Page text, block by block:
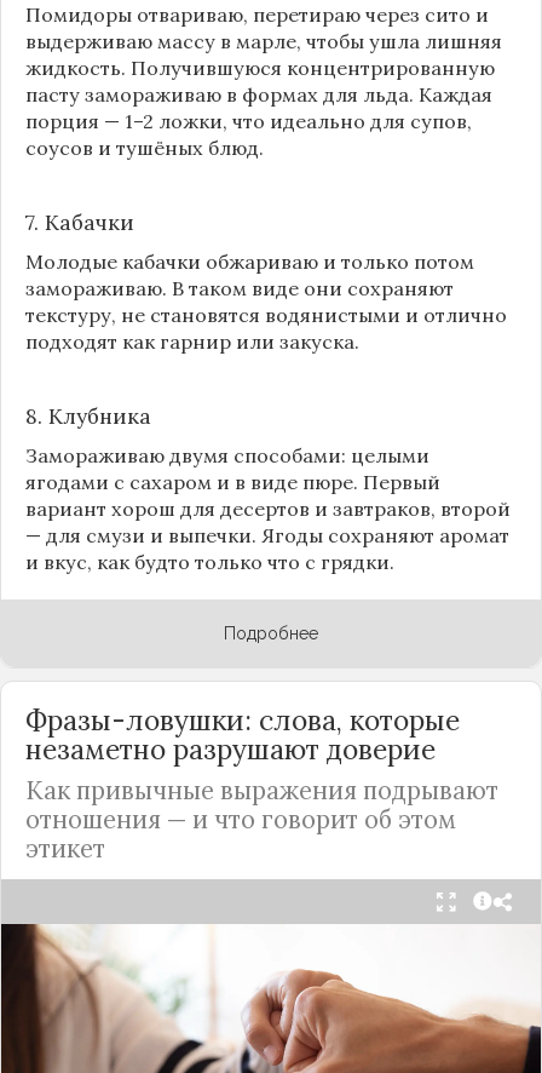
Помидоры отвариваю, перетираю через сито и
выдерживаю массу в марле, чтобы ушла лишняя
жидкость. Получившуюся концентрированную
пасту замораживаю в формах для льда. Каждая
порция — 1–2 ложки, что идеально для супов,
соусов и тушёных блюд.
7. Кабачки
Молодые кабачки обжариваю и только потом
замораживаю. В таком виде они сохраняют
текстуру, не становятся водянистыми и отлично
подходят как гарнир или закуска.
8. Клубника
Замораживаю двумя способами: целыми
ягодами с сахаром и в виде пюре. Первый
вариант хорош для десертов и завтраков, второй
— для смузи и выпечки. Ягоды сохраняют аромат
и вкус, как будто только что с грядки.
Подробнее
Фразы-ловушки: слова, которые
незаметно разрушают доверие
Как привычные выражения подрывают
отношения — и что говорит об этом
этикет
Мы часто думаем, что доверие рушится из-за
серьёзных предательств. Но на самом деле оно
трещит по швам гораздо раньше — в момент,
когда в разговоре звучит невинная на первый
взгляд фраза. Подробнее об этом рассказывает